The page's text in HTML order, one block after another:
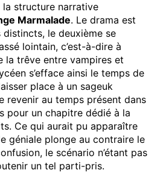
la structure narrative
Marmalade. Le drama est
le deuxième se
lointain, c’est-à-dire à
la trêve entre vampires et
s’efface ainsi le temps de
place à un sageuk
revenir au temps présent dans
pour un chapitre dédié à la
Ce qui aurait pu apparaître
géniale plonge au contraire le
le scénario n’étant pas
un tel parti-pris.